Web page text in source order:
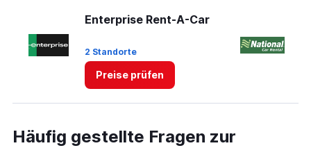
to
Enterprise Rent-A-Car
2 Standorte
Preise prüfen
Häufig gestellte Fragen zur